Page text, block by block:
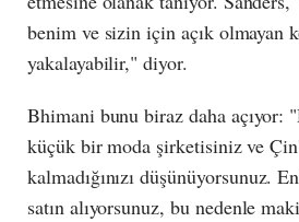
benim ve sizin için açık olmayan
yakalayabilir," diyor.
Bhimani bunu biraz daha açıyor:
küçük bir moda şirketisiniz ve
kalmadığınızı düşünüyorsunuz.
satın alıyorsunuz, bu nedenle